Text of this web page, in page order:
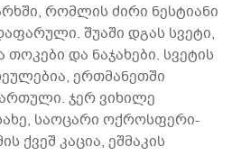
რომლის ძირი ნესტიანი
შუაში დგას სვეტი,
და ნაჯახები. სვეტის
ერთმანეთში
ჯერ ვიხილე
საოცარი ოქროსფერი-
ქვეშ კაცია, ეშმაკის